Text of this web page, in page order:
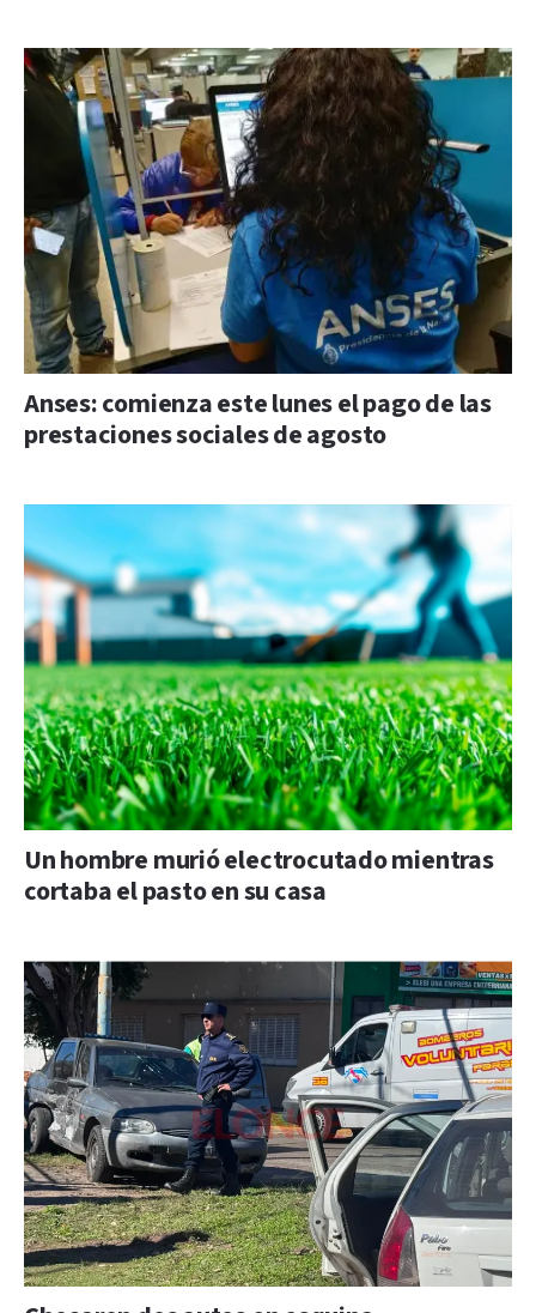
Anses: comienza este lunes el pago de las
prestaciones sociales de agosto
Un hombre murió electrocutado mientras
cortaba el pasto en su casa